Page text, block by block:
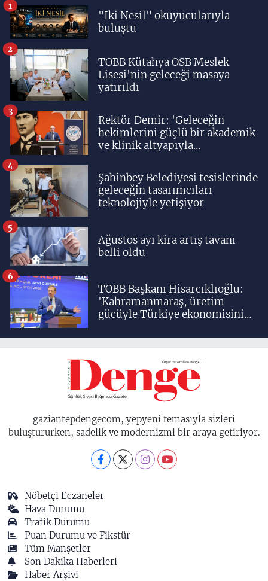
"İki Nesil" okuyucularıyla
buluştu
1
TOBB Kütahya OSB Meslek
Lisesi'nin geleceği masaya
yatırıldı
2
Rektör Demir: 'Geleceğin
hekimlerini güçlü bir akademik
ve klinik altyapıyla
3
Şahinbey Belediyesi tesislerinde
geleceğin tasarımcıları
teknolojiyle yetişiyor
4
Ağustos ayı kira artış tavanı
belli oldu
5
TOBB Başkanı Hisarcıklıoğlu:
'Kahramanmaraş, üretim
gücüyle Türkiye ekonomisinin
birisidir'
6
gaziantepdengecom, yepyeni temasıyla sizleri
buluştururken, sadelik ve modernizmi bir araya getiriyor.
Nöbetçi Eczaneler
Hava Durumu
Trafik Durumu
Puan Durumu ve Fikstür
Tüm Manşetler
Son Dakika Haberleri
Haber Arşivi